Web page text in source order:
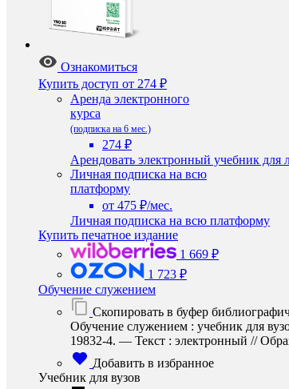
Ознакомиться
Купить доступ от 274 ₽
Аренда электронного
курса
(подписка на 6 мес.)
274 ₽
Арендовать электронный учебник для
Личная подписка на всю
платформу
от 475 ₽/мес.
Личная подписка на всю платформу
Купить печатное издание
1 669 ₽
1 723 ₽
Обучение служением
Скопировать в буфер
Обучение служением : учебник для
19832-4. — Текст : электронный //
Добавить в избранное
Учебник для вузов